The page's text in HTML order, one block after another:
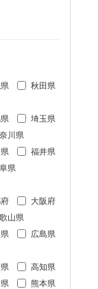
秋田県
埼玉県
川県
福井県
県
大阪府
山県
広島県
高知県
熊本県